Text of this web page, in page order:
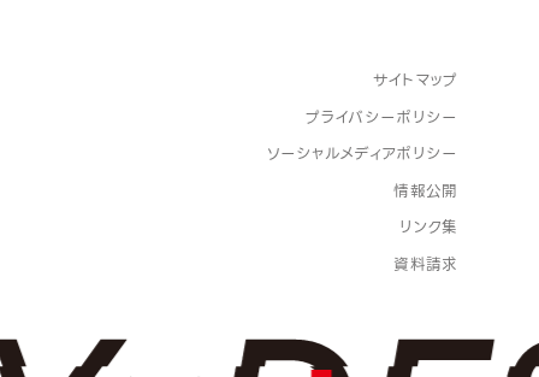
サイトマップ
プライバシーポリシー
ソーシャルメディアポリシー
情報公開
リンク集
資料請求